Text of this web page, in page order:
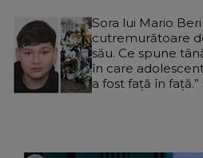
Sora lui Mario
cutremurătoare
său. Ce spune
în care
a fost față în față.”